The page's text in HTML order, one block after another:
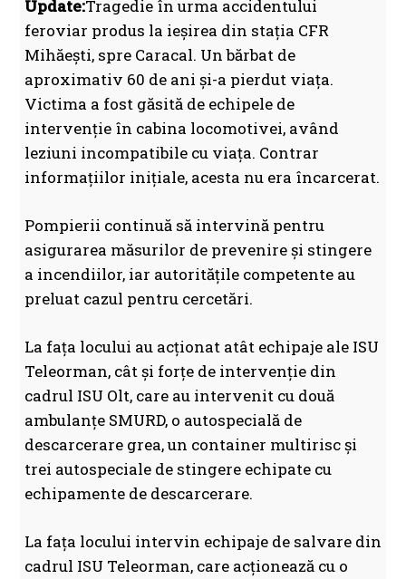
Update:Tragedie în urma accidentului
feroviar produs la ieșirea din stația CFR
Mihăești, spre Caracal. Un bărbat de
aproximativ 60 de ani și-a pierdut viața.
Victima a fost găsită de echipele de
intervenție în cabina locomotivei, având
leziuni incompatibile cu viața. Contrar
informațiilor inițiale, acesta nu era încarcerat.
Pompierii continuă să intervină pentru
asigurarea măsurilor de prevenire și stingere
a incendiilor, iar autoritățile competente au
preluat cazul pentru cercetări.
La fața locului au acționat atât echipaje ale ISU
Teleorman, cât și forțe de intervenție din
cadrul ISU Olt, care au intervenit cu două
ambulanțe SMURD, o autospecială de
descarcerare grea, un container multirisc și
trei autospeciale de stingere echipate cu
echipamente de descarcerare.
La fața locului intervin echipaje de salvare din
cadrul ISU Teleorman, care acționează cu o